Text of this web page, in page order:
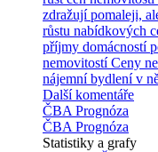
zdražují pomaleji,
růstu nabídkových
příjmy domácností
nemovitostí Ceny
nájemní bydlení v
Další komentáře
ČBA Prognóza
ČBA Prognóza
Statistiky a grafy